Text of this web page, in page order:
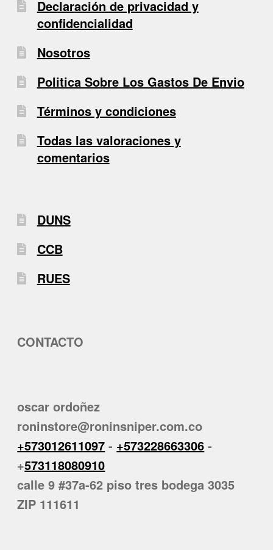
Declaración de privacidad y
confidencialidad
Nosotros
Politica Sobre Los Gastos De Envio
Términos y condiciones
Todas las valoraciones y
comentarios
DUNS
CCB
RUES
CONTACTO
oscar ordoñez
roninstore@roninsniper.com.co
+573012611097 - +573228663306 -
+573118080910
calle 9 #37a-62 piso tres bodega 3035
ZIP 111611